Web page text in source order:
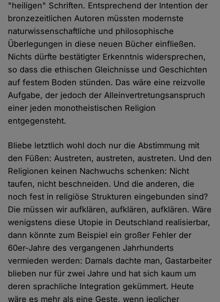
"heiligen" Schriften. Entsprechend der Intention der
bronzezeitlichen Autoren müssten modernste
naturwissenschaftliche und philosophische
Überlegungen in diese neuen Bücher einfließen.
Nichts dürfte bestätigter Erkenntnis widersprechen,
so dass die ethischen Gleichnisse und Geschichten
auf festem Boden stünden. Das wäre eine reizvolle
Aufgabe, der jedoch der Alleinvertretungsanspruch
einer jeden monotheistischen Religion
entgegensteht.
Bliebe letztlich wohl doch nur die Abstimmung mit
den Füßen: Austreten, austreten, austreten. Und den
Religionen keinen Nachwuchs schenken: Nicht
taufen, nicht beschneiden. Und die anderen, die
noch fest in religiöse Strukturen eingebunden sind?
Die müssen wir aufklären, aufklären, aufklären. Wäre
wenigstens diese Utopie in Deutschland realisierbar,
dann könnte zum Beispiel ein großer Fehler der
60er-Jahre des vergangenen Jahrhunderts
vermieden werden: Damals dachte man, Gastarbeiter
blieben nur für zwei Jahre und hat sich kaum um
deren sprachliche Integration gekümmert. Heute
wäre es mehr als eine Geste, wenn jeglicher